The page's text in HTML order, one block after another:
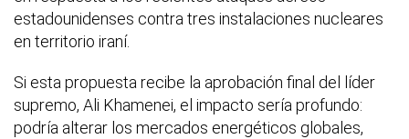
estadounidenses contra tres instalaciones nucleares
en territorio iraní.
Si esta propuesta recibe la aprobación final del líder
supremo, Ali Khamenei, el impacto sería profundo:
podría alterar los mercados energéticos globales,